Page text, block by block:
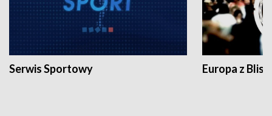
Serwis Sportowy Europa z